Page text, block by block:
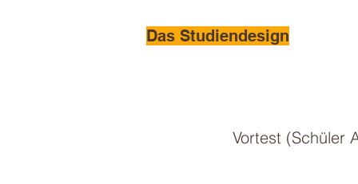
Das Studiendesign
Vortest (Schüler